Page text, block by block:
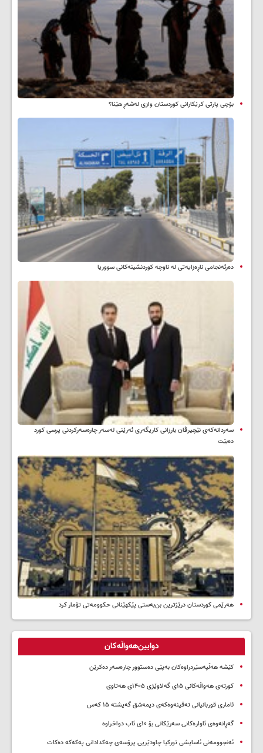
بۆچی پارتی کرێکارانی کوردستان وازی لەشەڕ هێنا؟
دەرئەنجامی ناڕەزایەتی لە ناوچە کوردنشینەکانی سووریا
سه‌ردانه‌کەی نێچیرڤان بارزانی كاریگه‌ری ئه‌رێنی له‌سه‌ر چاره‌سه‌ركردنی پرسی كورد
ده‌بێت
هەرێمی کوردستان درێژترین بن‌بەستی پێکهێنانی حکوومەتی تۆمار کرد
دوایین‌هەواڵەکان
کێشە هەڵپەسێردراوەکان بەپێی دەستوور چارەسەر دەکرێن
کورتەی هەواڵەکانی ۱۵ی گەلاوێژی ۱۴۰۵ی هەتاوی
ئاماری قوربانیانی تەقینەوەکەی دیمەشق گەیشتە ۱۵ کەس
گەڕانەوەی ئاوارەکانی سەرێکانی بۆ ۱۰ی ئاب دواخراوە
ئەنجوومەنی ئاسایشی تورکیا چاودێریی پرۆسەی چەکدادانی پەکەکە دەکات